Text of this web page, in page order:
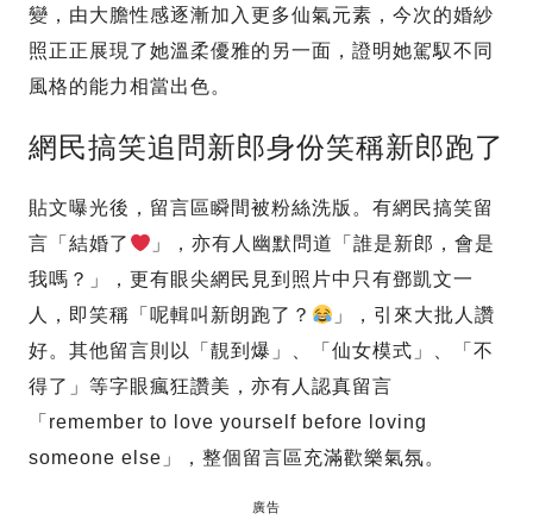
變，由大膽性感逐漸加入更多仙氣元素，今次的婚紗
照正正展現了她溫柔優雅的另一面，證明她駕馭不同
風格的能力相當出色。
網民搞笑追問新郎身份笑稱新郎跑了
貼文曝光後，留言區瞬間被粉絲洗版。有網民搞笑留
言「結婚了
」，亦有人幽默問道「誰是新郎，會是
我嗎？」，更有眼尖網民見到照片中只有鄧凱文一
人，即笑稱「呢輯叫新朗跑了？
」，引來大批人讚
好。其他留言則以「靚到爆」、「仙女模式」、「不
得了」等字眼瘋狂讚美，亦有人認真留言
「remember to love yourself before loving
someone else」，整個留言區充滿歡樂氣氛。
廣告